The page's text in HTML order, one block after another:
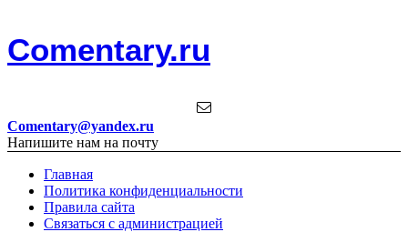
Comentary.ru
Comentary@yandex.ru
Напишите нам на почту
Главная
Политика конфиденциальности
Правила сайта
Связаться с администрацией